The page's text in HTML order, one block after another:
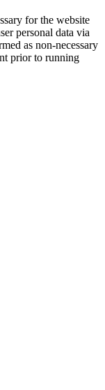
for the website
personal data via
as non-necessary
prior to running